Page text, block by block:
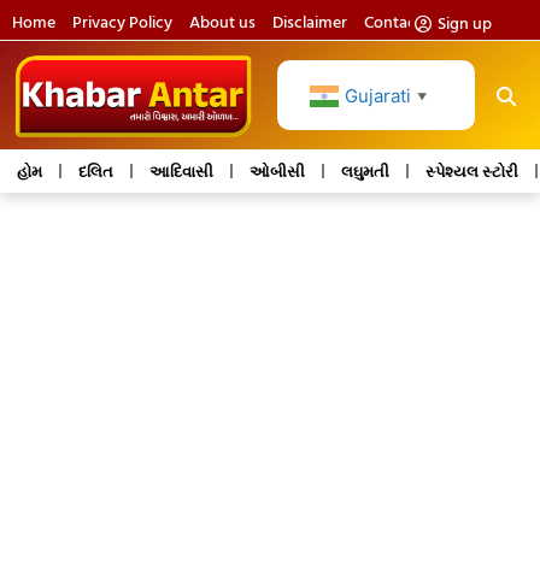
Home Privacy Policy About us Disclaimer Contact usSign up
Gujarati ▼
હોમ દલિત આદિવાસી ઓબીસી લઘુમતી સ્પેશ્યલ સ્ટોરી